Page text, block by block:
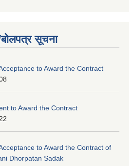
सूचना
to Award the Contract
to Award the Contract
to Award the Contract of
Dhorpatan Sadak